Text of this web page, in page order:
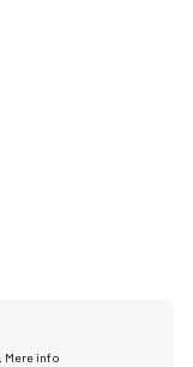
Mere info